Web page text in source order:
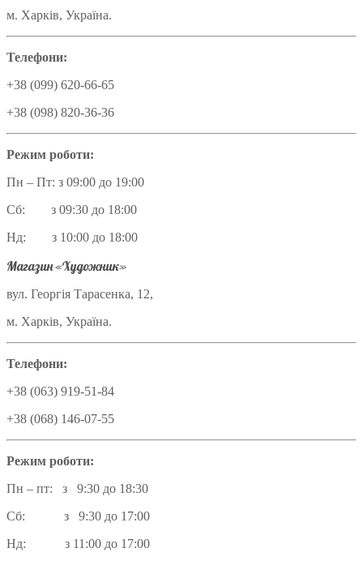
м. Харків, Україна.
Телефони:
+38 (099) 620-66-65
+38 (098) 820-36-36
Режим роботи:
Пн – Пт: з 09:00 до 19:00
Сб: з 09:30 до 18:00
Нд: з 10:00 до 18:00
Магазин «Художник»
вул. Георгія Тарасенка, 12,
м. Харків, Україна.
Телефони:
+38 (063) 919-51-84
+38 (068) 146-07-55
Режим роботи:
Пн – пт: з 9:30 до 18:30
Сб: з 9:30 до 17:00
Нд: з 11:00 до 17:00